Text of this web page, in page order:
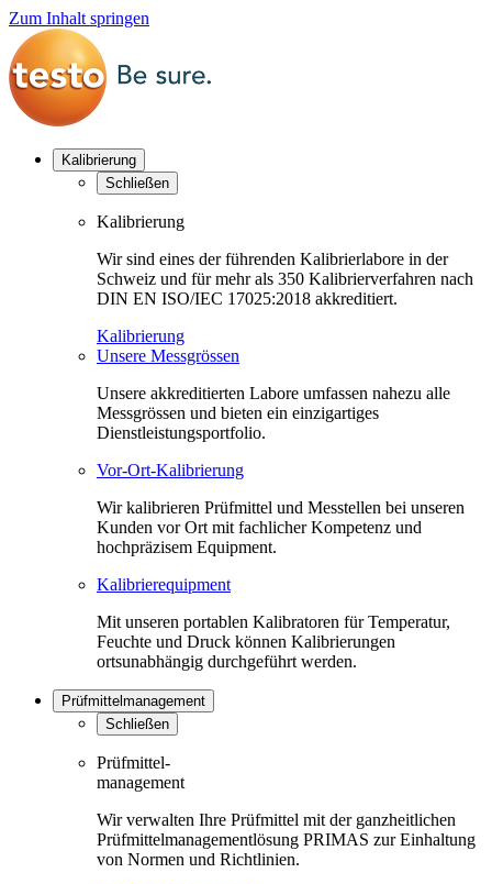
Zum Inhalt springen
Kalibrierung
Schließen
Kalibrierung
Wir sind eines der führenden Kalibrierlabore in der
Schweiz und für mehr als 350 Kalibrierverfahren nach
DIN EN ISO/IEC 17025:2018 akkreditiert.
Kalibrierung
Unsere Messgrössen
Unsere akkreditierten Labore umfassen nahezu alle
Messgrössen und bieten ein einzigartiges
Dienstleistungsportfolio.
Vor-Ort-Kalibrierung
Wir kalibrieren Prüfmittel und Messtellen bei unseren
Kunden vor Ort mit fachlicher Kompetenz und
hochpräzisem Equipment.
Kalibrierequipment
Mit unseren portablen Kalibratoren für Temperatur,
Feuchte und Druck können Kalibrierungen
ortsunabhängig durchgeführt werden.
Prüfmittelmanagement
Schließen
Prüfmittel-
management
Wir verwalten Ihre Prüfmittel mit der ganzheitlichen
Prüfmittelmanagementlösung PRIMAS zur Einhaltung
von Normen und Richtlinien.